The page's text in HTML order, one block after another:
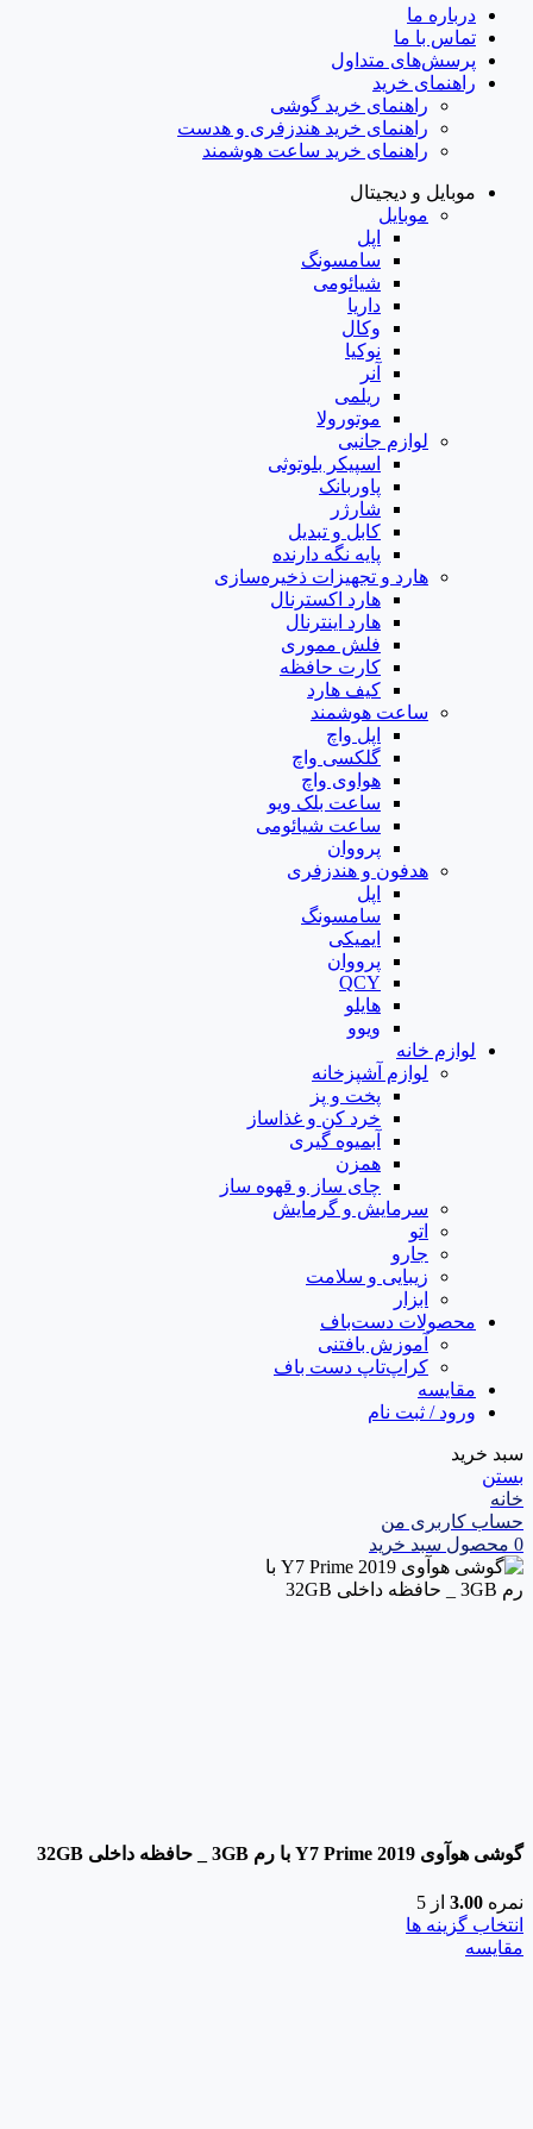
درباره ما
تماس با ما
پرسش‌های متداول
راهنمای خرید
راهنمای خرید گوشی
راهنمای خرید هندزفری و هدست
راهنمای خرید ساعت هوشمند
موبایل و دیجیتال
موبایل
اپل
سامسونگ
شیائومی
داریا
وکال
نوکیا
آنر
ریلمی
موتورولا
لوازم جانبی
اسپیکر بلوتوثی
پاوربانک
شارژر
کابل و تبدیل
پایه نگه دارنده
هارد و تجهیزات ذخیره‌سازی
هارد اکسترنال
هارد اینترنال
فلش مموری
کارت حافظه
کیف هارد
ساعت هوشمند
اپل واچ
گلکسی واچ
هواوی واچ
ساعت بلک ویو
ساعت شیائومی
پرووان
هدفون و هندزفری
اپل
سامسونگ
ایمیکی
پرووان
QCY
هایلو
ویوو
لوازم خانه
لوازم آشپزخانه
پخت و پز
خرد کن و غذاساز
آبمیوه گیری
همزن
چای ساز و قهوه ساز
سرمایش و گرمایش
اتو
جارو
زیبایی و سلامت
ابزار
محصولات دست‌باف
آموزش بافتنی
کراپ‌تاپ دست باف
مقایسه
ورود / ثبت نام
سبد خرید
بستن
خانه
حساب کاربری من
0 محصول سبد خرید
گوشی هوآوی Y7 Prime 2019 با رم 3GB _ حافظه داخلی 32GB
نمره 3.00 از 5
انتخاب گزینه ها
مقایسه